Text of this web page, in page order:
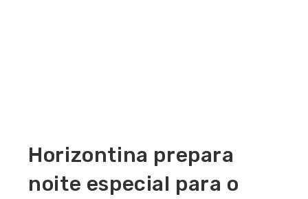
Horizontina prepara
noite especial para o